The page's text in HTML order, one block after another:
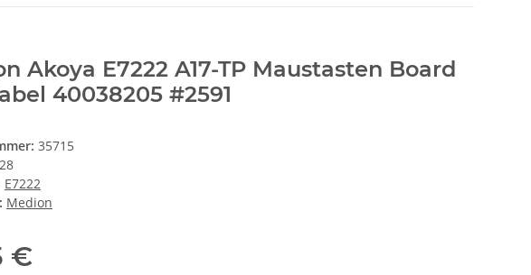
Akoya E7222 A17-TP Maustasten Board
40038205 #2591
35715
E7222
Medion
€